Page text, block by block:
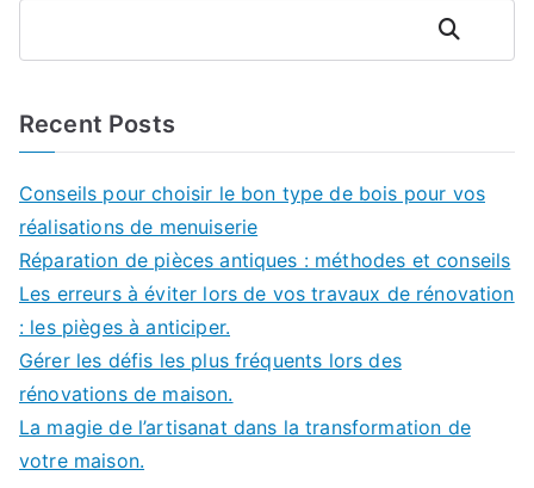
Rechercher
Recent Posts
Conseils pour choisir le bon type de bois pour vos
réalisations de menuiserie
Réparation de pièces antiques : méthodes et conseils
Les erreurs à éviter lors de vos travaux de rénovation
: les pièges à anticiper.
Gérer les défis les plus fréquents lors des
rénovations de maison.
La magie de l’artisanat dans la transformation de
votre maison.